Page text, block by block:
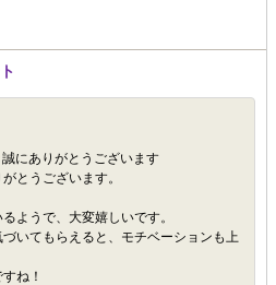
にありがとうございます
とうございます。
ようで、大変嬉しいです。
いてもらえると、モチベーションも上
ね！